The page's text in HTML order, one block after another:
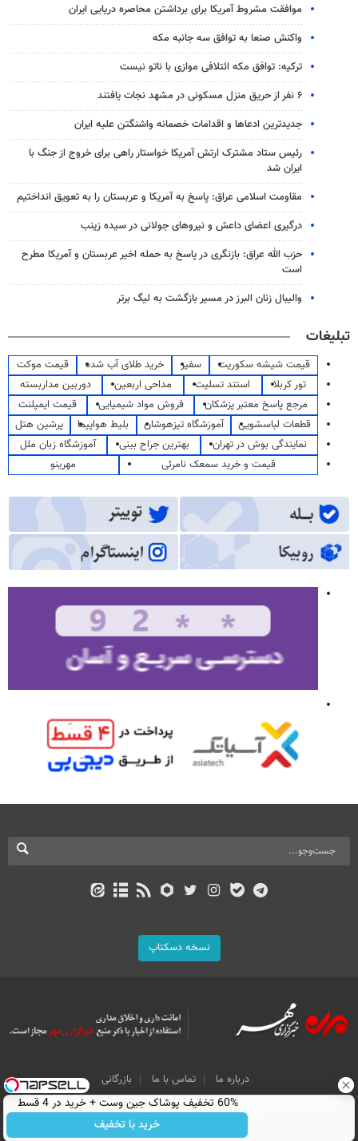
موافقت مشروط آمریکا برای برداشتن محاصره دریایی ایران
واکنش صنعا به توافق سه جانبه مکه
ترکیه: توافق مکه ائتلافی موازی با ناتو نیست
۶ نفر از حریق منزل مسکونی در مشهد نجات یافتند
جدیدترین ادعاها و اقدامات خصمانه واشنگتن علیه ایران
رئیس ستاد مشترک ارتش آمریکا خواستار راهی برای خروج از جنگ با
ایران شد
مقاومت اسلامی عراق: پاسخ به آمریکا و عربستان را به تعویق انداختیم
درگیری اعضای داعش و نیروهای جولانی در سیده زینب
حزب الله عراق: بازنگری در پاسخ به حمله اخیر عربستان و آمریکا مطرح
است
والیبال زنان البرز در مسیر بازگشت به لیگ برتر
تبلیغات
قیمت شیشه سکوریت سفیر خرید طلای آب شده
قیمت موکت
تور کربلا
استند تسلیت مداحی اربعین
دوربین مداربسته
مرجع پاسخ معتبر پزشکان
فروش مواد شیمیایی
قیمت ایمپلنت
قطعات لباسشویی
آموزشگاه تیزهوشان بلیط هواپیما
پرشین هتل
نمایندگی بوش در تهران
بهترین جراح بینی
آموزشگاه زبان ملل
قیمت و خرید سمعک نامرئی
مهرینو
نسخه دسکتاپ
درباره ما تماس با ما
بازرگانی
All Content by Mehr News Agency is licensed under a Creative Commons
Attribution 4.0 International License.
60% تخفیف پوشاک جین وست + خرید در 4 قسط
خرید با تخفیف